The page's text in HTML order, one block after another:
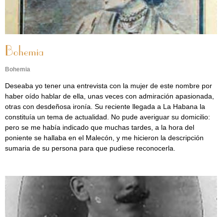
Bohemia
Bohemia
Deseaba yo tener una entrevista con la mujer de este nombre por
haber oído hablar de ella, unas veces con admiración apasionada,
otras con desdeñosa ironía. Su reciente llegada a La Habana la
constituía un tema de actualidad. No pude averiguar su domicilio:
pero se me había indicado que muchas tardes, a la hora del
poniente se hallaba en el Malecón, y me hicieron la descripción
sumaria de su persona para que pudiese reconocerla.